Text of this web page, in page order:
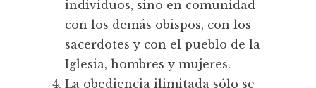
individuos, sino en comunidad
con los demás obispos, con los
sacerdotes y con el pueblo de la
Iglesia, hombres y mujeres.
La obediencia ilimitada sólo se